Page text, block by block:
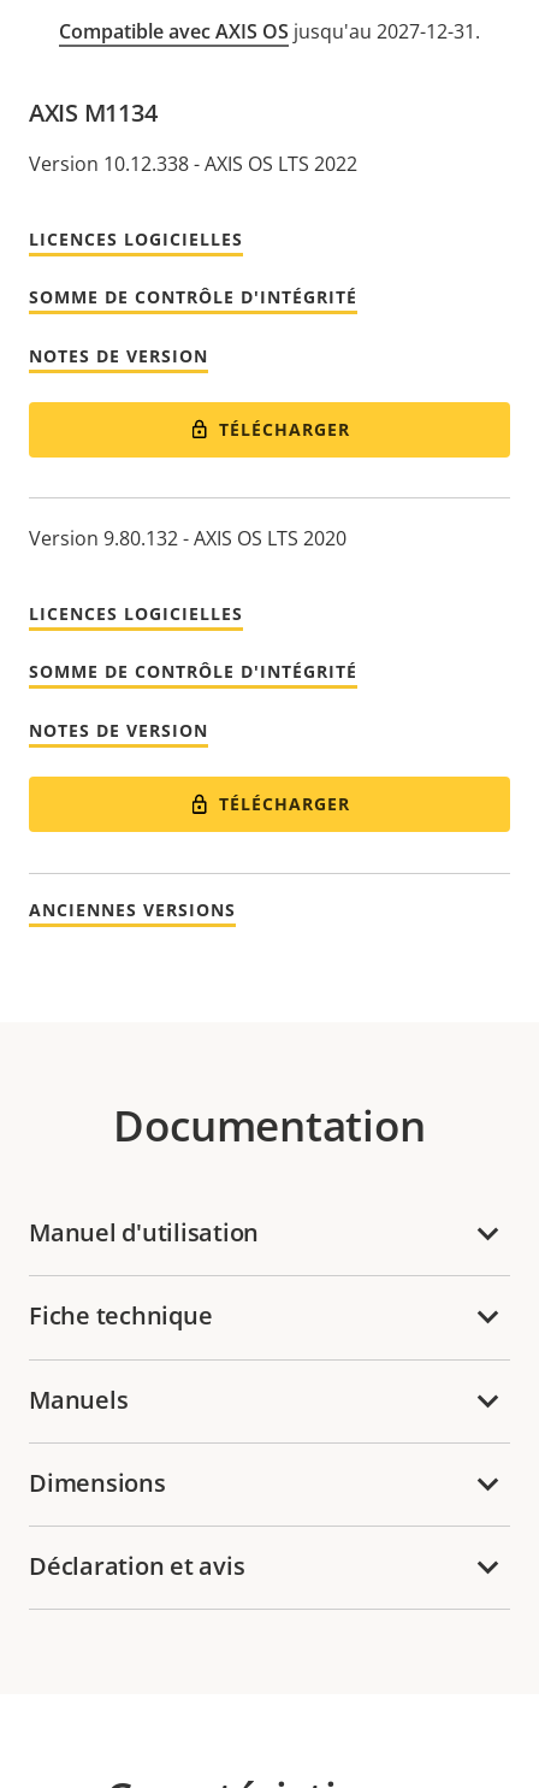
Compatible avec AXIS OS jusqu'au 2027-12-31.
AXIS M1134
Version 10.12.338 - AXIS OS LTS 2022
LICENCES LOGICIELLES
SOMME DE CONTRÔLE D'INTÉGRITÉ
NOTES DE VERSION
TÉLÉCHARGER
Version 9.80.132 - AXIS OS LTS 2020
LICENCES LOGICIELLES
SOMME DE CONTRÔLE D'INTÉGRITÉ
NOTES DE VERSION
TÉLÉCHARGER
ANCIENNES VERSIONS
Documentation
Manuel d'utilisation
Fiche technique
Manuels
Dimensions
Déclaration et avis